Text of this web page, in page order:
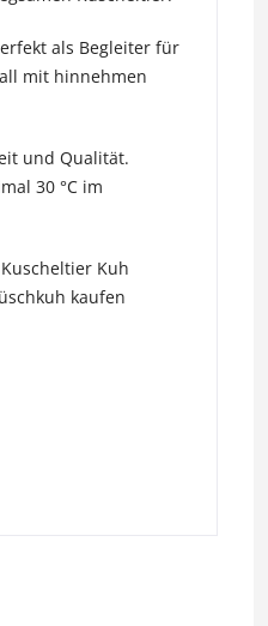
als Begleiter für
mit hinnehmen
und Qualität.
30 °C im
Kuh
kaufen